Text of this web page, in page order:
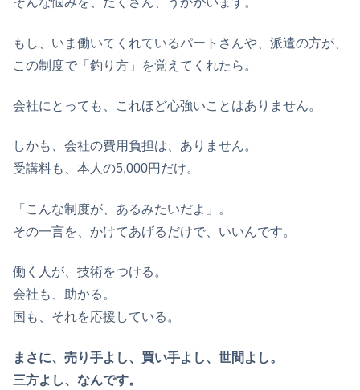
もし、いま働いてくれているパートさんや、派遣の方が、
この制度で「釣り方」を覚えてくれたら。
会社にとっても、これほど心強いことはありません。
しかも、会社の費用負担は、ありません。
受講料も、本人の5,000円だけ。
「こんな制度が、あるみたいだよ」。
その一言を、かけてあげるだけで、いいんです。
働く人が、技術をつける。
会社も、助かる。
国も、それを応援している。
まさに、売り手よし、買い手よし、世間よし。
三方よし、なんです。